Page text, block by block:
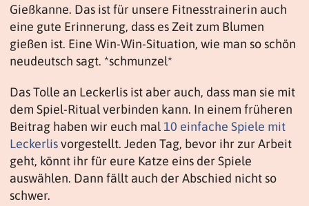
Gießkanne. Das ist für unsere Fitnesstrainerin auch
eine gute Erinnerung, dass es Zeit zum Blumen
gießen ist. Eine Win-Win-Situation, wie man so schön
neudeutsch sagt. *schmunzel*
Das Tolle an Leckerlis ist aber auch, dass man sie mit
dem Spiel-Ritual verbinden kann. In einem früheren
Beitrag haben wir euch mal 10 einfache Spiele mit
Leckerlisvorgestellt. Jeden Tag, bevor ihr zur Arbeit
geht, könnt ihr für eure Katze eins der Spiele
auswählen. Dann fällt auch der Abschied nicht so
schwer.